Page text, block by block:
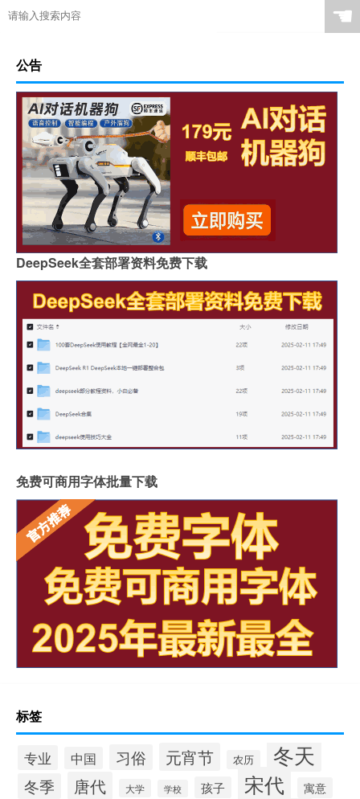
☚
公告
DeepSeek全套部署资料免费下载
免费可商用字体批量下载
标签
专业 中国 习俗 元宵节 农历 冬天
冬季 唐代 大学 学校 孩子 宋代 寓意